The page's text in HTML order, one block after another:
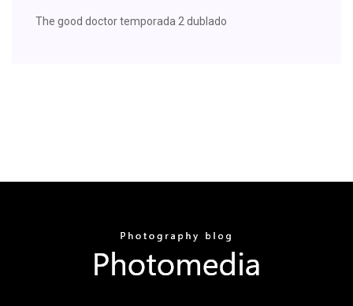
The good doctor temporada 2 dublado